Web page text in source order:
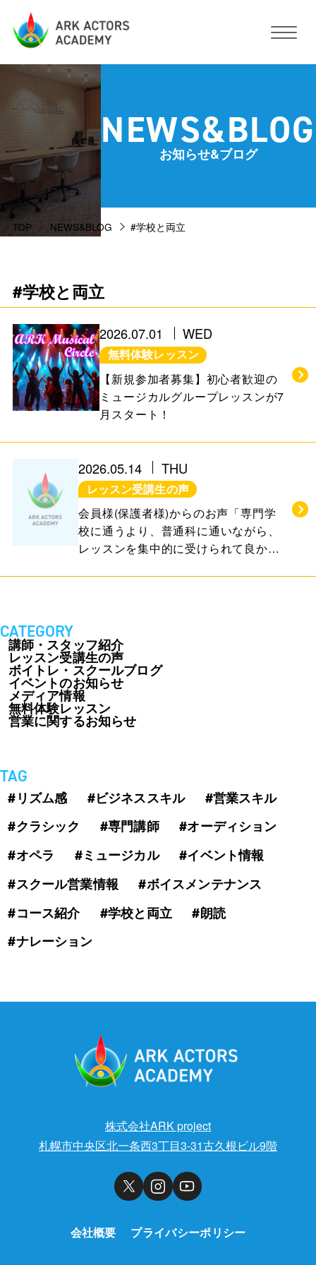
アークアクターズアカデミーについて
コース・予約方法・料金
活動サポート
講師紹介
お知らせ＆ブログ
会社概要
FREE TRIAL
無料体験レッスン
はこちら
お問い合わせ 公式LINE
NEWS&BLOG
お知らせ&ブログ
TOP NEWS&BLOG #学校と両立
#学校と両立
2026.07.01 WED
無料体験レッスン
【新規参加者募集】初心者歓迎の
ミュージカルグループレッスンが7
月スタート！
2026.05.14 THU
レッスン受講生の声
会員様(保護者様)からのお声「専門学
校に通うより、普通科に通いながら、
レッスンを集中的に受けられて良かっ
CATEGORY
講師・スタッフ紹介
レッスン受講生の声
ボイトレ・スクールブログ
イベントのお知らせ
メディア情報
無料体験レッスン
営業に関するお知らせ
TAG
#リズム感 #ビジネススキル
#営業スキル
#クラシック
#専門講師
#オーディション
#オペラ
#ミュージカル
#イベント情報
#スクール営業情報
#ボイスメンテナンス
#コース紹介
#学校と両立
#朗読
#ナレーション
株式会社ARK project
札幌市中央区北一条西3丁目3-31古久根ビル9階
会社概要 プライバシーポリシー